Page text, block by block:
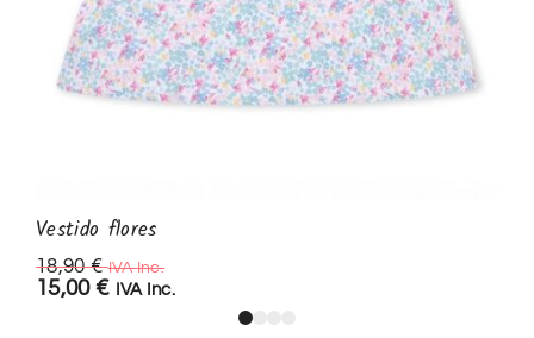
Vestido flores
18,90€ IVA Inc.
15,00 € IVA Inc.